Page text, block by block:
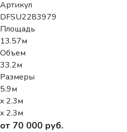
Артикул
DFSU2283979
Площадь
13.57м
Объем
33.2м
Размеры
5.9м
x 2.3м
x 2.3м
от 70 000 руб.